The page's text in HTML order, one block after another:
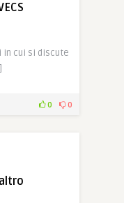
in cui si discute
0 0